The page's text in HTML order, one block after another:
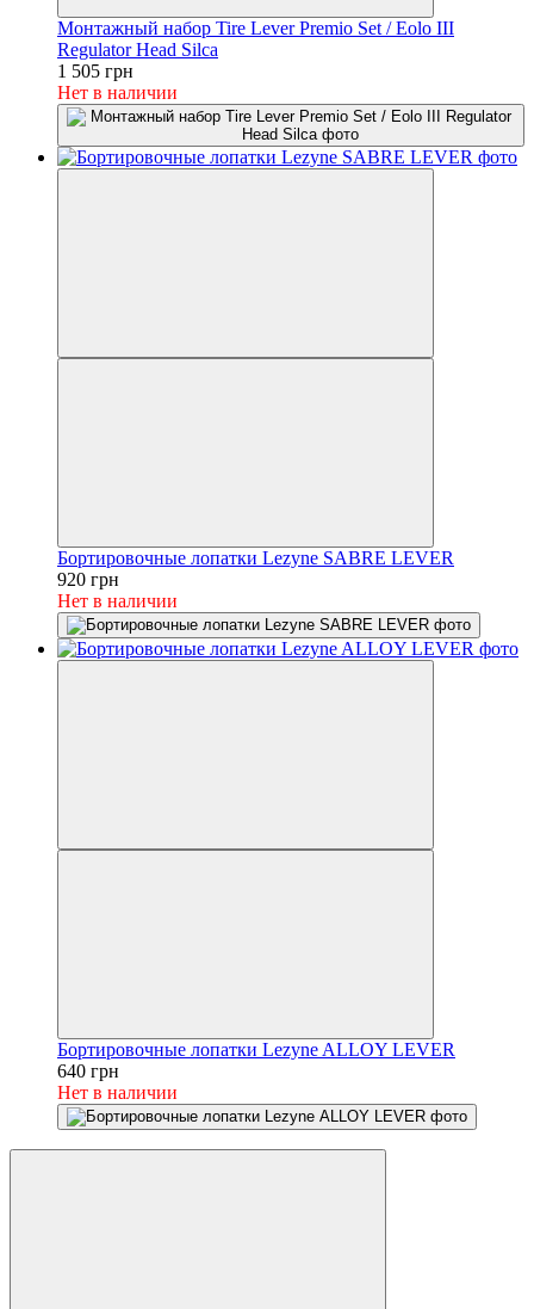
Монтажный набор Tire Lever Premio Set / Eolo III
Regulator Head Silca
1 505 грн
Нет в наличии
Бортировочные лопатки Lezyne SABRE LEVER
920 грн
Нет в наличии
Бортировочные лопатки Lezyne ALLOY LEVER
640 грн
Нет в наличии